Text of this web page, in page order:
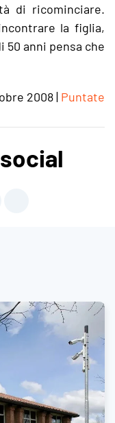
di ricominciare.
la figlia,
50 anni pensa che
2008| Puntate